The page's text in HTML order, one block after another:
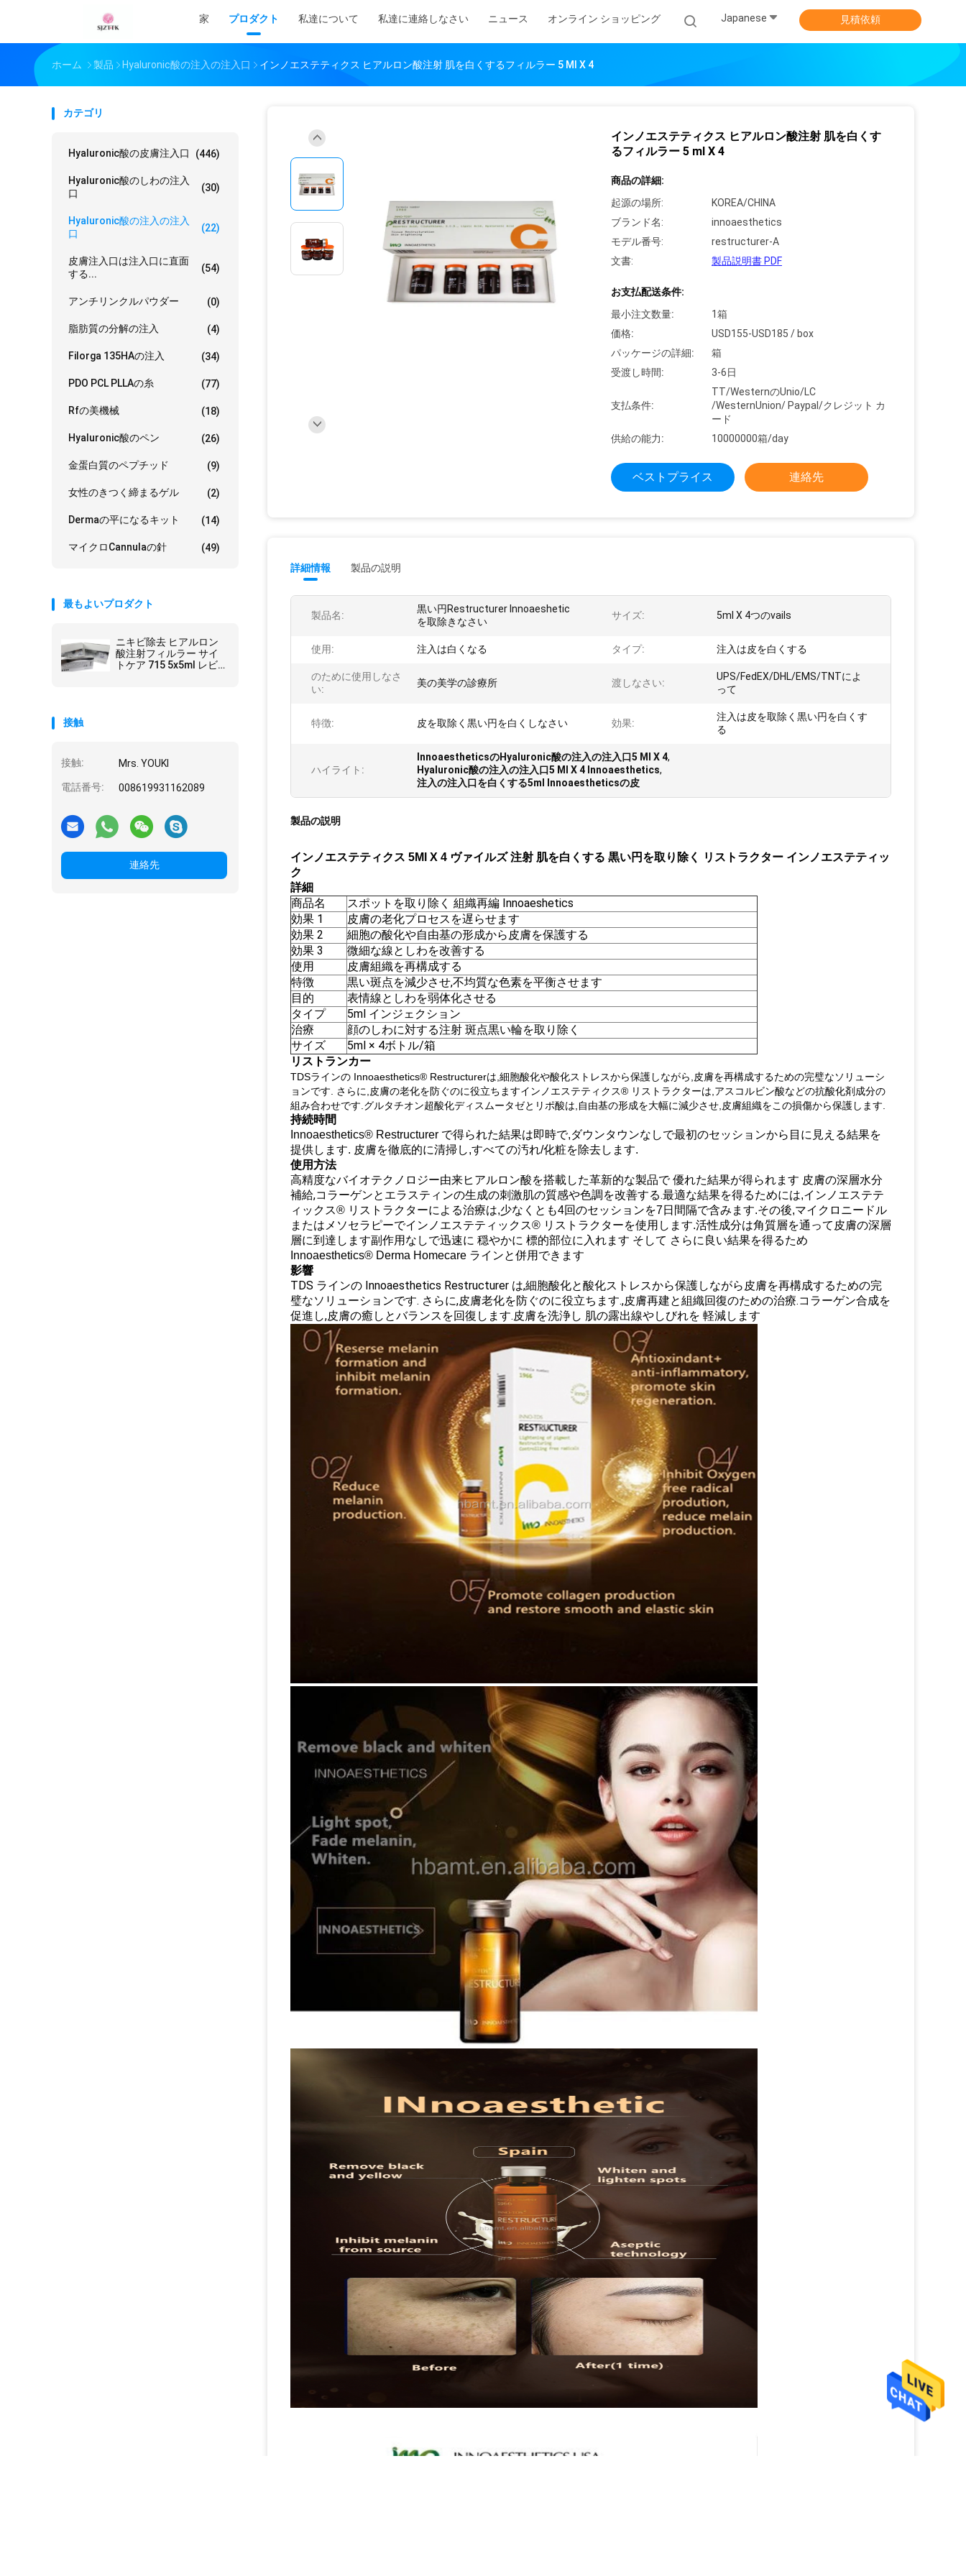
家 プロダクト 私達について 私達に連絡しなさい ニュース オンライン ショッピング Japanese 見積依頼
ホーム 製品 Hyaluronic酸の注入の注入口 インノエステティクス ヒアルロン酸注射 肌を白くするフィルラー 5 Ml X 4
カテゴリ
Hyaluronic酸の皮膚注入口 (446)
Hyaluronic酸のしわの注入
口
(30)
Hyaluronic酸の注入の注入
口
(22)
皮膚注入口は注入口に直面
する...
(54)
アンチリンクルパウダー (0)
脂肪質の分解の注入 (4)
Filorga 135HAの注入 (34)
PDO PCL PLLAの糸 (77)
Rfの美機械 (18)
Hyaluronic酸のペン (26)
金蛋白質のペプチッド (9)
女性のきつく締まるゲル (2)
Dermaの平になるキット (14)
マイクロCannulaの針 (49)
最もよいプロダクト
ニキビ除去 ヒアルロン
酸注射フィルラー サイ
トケア 715 5x5ml レビ
接触
接触: Mrs. YOUKI
電話番号: 008619931162089
連絡先
インノエステティクス ヒアルロン酸注射 肌を白くす
るフィルラー 5 ml X 4
商品の詳細:
起源の場所:
KOREA/CHINA
ブランド名:
innoaesthetics
モデル番号:
restructurer-A
文書:
製品説明書 PDF
お支払配送条件:
最小注文数量:
1箱
価格:
USD155-USD185 / box
パッケージの詳細:
箱
受渡し時間:
3-6日
支払条件:
TT/WesternのUnio/LC
/WesternUnion/ Paypal/クレジット カ
ード
供給の能力:
10000000箱/day
ベストプライス 連絡先
詳細情報 製品の説明
製品名:
黒い円Restructurer Innoaeshetic
を取除きなさい
サイズ: 5ml X 4つのvails
使用: 注入は白くなる タイプ: 注入は皮を白くする
のために使用しなさ
い:
美の美学の診療所 渡しなさい:
UPS/FedEX/DHL/EMS/TNTによ
って
特徴: 皮を取除く黒い円を白くしなさい 効果:
注入は皮を取除く黒い円を白くす
る
ハイライト:
InnoaestheticsのHyaluronic酸の注入の注入口5 Ml X 4,
Hyaluronic酸の注入の注入口5 Ml X 4 Innoaesthetics,
注入の注入口を白くする5ml Innoaestheticsの皮
製品の説明
インノエステティクス 5Ml X 4 ヴァイルズ 注射 肌を白くする 黒い円を取り除く リストラクター インノエステティッ
ク
詳細
商品名
スポットを取り除く 組織再編 Innoaeshetics
効果 1
皮膚の老化プロセスを遅らせます
効果 2
細胞の酸化や自由基の形成から皮膚を保護する
効果 3
微細な線としわを改善する
使用
皮膚組織を再構成する
特徴
黒い斑点を減少させ,不均質な色素を平衡させます
目的
表情線としわを弱体化させる
タイプ
5ml インジェクション
治療
顔のしわに対する注射 斑点黒い輪を取り除く
サイズ
5ml × 4ボトル/箱
リストランカー
TDSラインの Innoaesthetics® Restructurerは,細胞酸化や酸化ストレスから保護しながら,皮膚を再構成するための完璧なソリューシ
ョンです. さらに,皮膚の老化を防ぐのに役立ちますインノエステティクス® リストラクターは,アスコルビン酸などの抗酸化剤成分の
組み合わせです.グルタチオン超酸化ディスムータゼとリポ酸は,自由基の形成を大幅に減少させ,皮膚組織をこの損傷から保護します.
持続時間
Innoaesthetics® Restructurer で得られた結果は即時で,ダウンタウンなしで最初のセッションから目に見える結果を
提供します. 皮膚を徹底的に清掃し,すべての汚れ/化粧を除去します.
使用方法
高精度なバイオテクノロジー由来ヒアルロン酸を搭載した革新的な製品で 優れた結果が得られます 皮膚の深層水分
補給,コラーゲンとエラスティンの生成の刺激肌の質感や色調を改善する.最適な結果を得るためには,インノエステテ
ィックス® リストラクターによる治療は,少なくとも4回のセッションを7日間隔で含みます.その後,マイクロニードル
またはメソセラピーでインノエステティックス® リストラクターを使用します.活性成分は角質層を通って皮膚の深層
層に到達します副作用なしで迅速に 穏やかに 標的部位に入れます そして さらに良い結果を得るため
Innoaesthetics® Derma Homecare ラインと併用できます
影響
TDS ラインの Innoaesthetics Restructurer は,細胞酸化と酸化ストレスから保護しながら皮膚を再構成するための完
璧なソリューションです. さらに,皮膚老化を防ぐのに役立ちます.,皮膚再建と組織回復のための治療.コラーゲン合成を
促進し,皮膚の癒しとバランスを回復します.皮膚を洗浄し 肌の露出線やしびれを 軽減します